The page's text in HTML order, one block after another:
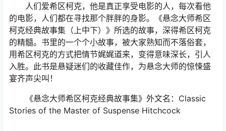
人们爱希区柯克，他是真正享受电影的人，每次看他
的电影，人们都在寻找那个胖胖的身影。《悬念大师希区
柯克经典故事集（上中下）》所选的故事，深得希区柯克
的精髓。书里的一个个小故事，被大家熟知而不落俗套，
用希区柯克的方式把情节娓娓道来，变得意味深长，引人
入胜。此书是悬疑迷们的收藏佳作，为悬念大师的惊悚盛
宴齐声尖叫！
《悬念大师希区柯克经典故事集》外文名：Classic
Stories of the Master of Suspense Hitchcock